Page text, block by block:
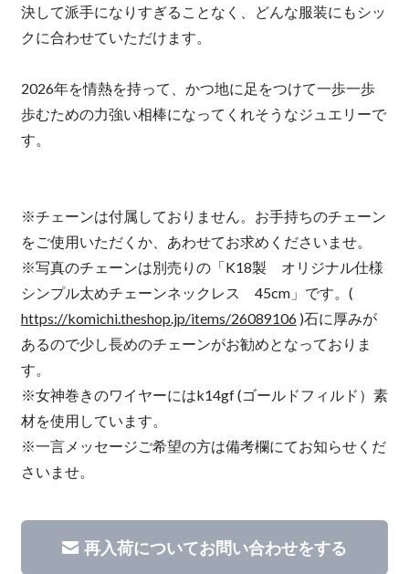
決して派手になりすぎることなく、どんな服装にもシッ
クに合わせていただけます。
2026年を情熱を持って、かつ地に足をつけて一歩一歩
歩むための力強い相棒になってくれそうなジュエリーで
す。
※チェーンは付属しておりません。お手持ちのチェーン
をご使用いただくか、あわせてお求めくださいませ。
※写真のチェーンは別売りの「K18製 オリジナル仕様
シンプル太めチェーンネックレス 45cm」です。(
https://komichi.theshop.jp/items/26089106)石に厚みが
あるので少し長めのチェーンがお勧めとなっておりま
す。
※女神巻きのワイヤーにはk14gf (ゴールドフィルド）素
材を使用しています。
※一言メッセージご希望の方は備考欄にてお知らせくだ
さいませ。
再入荷についてお問い合わせをする